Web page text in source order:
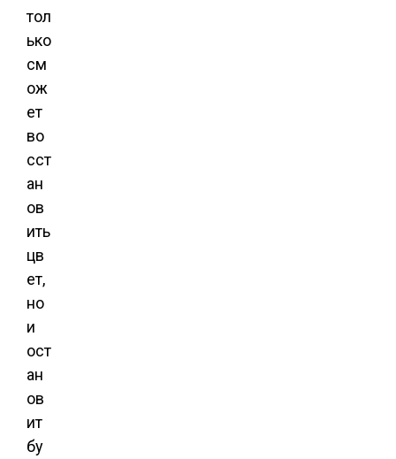
тол
ько
см
ож
ет
во
сст
ан
ов
ить
цв
ет,
но
и
ост
ан
ов
ит
бу